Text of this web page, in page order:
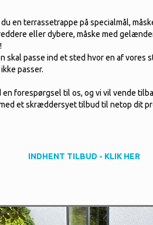
en terrassetrappe på specialmål,
eller dybere, måske med
skal passe ind et sted hvor en af vores
passer.
en forespørgsel til os, og vi vil vende
et skræddersyet tilbud til netop dit
INDHENT TILBUD - KLIK HER